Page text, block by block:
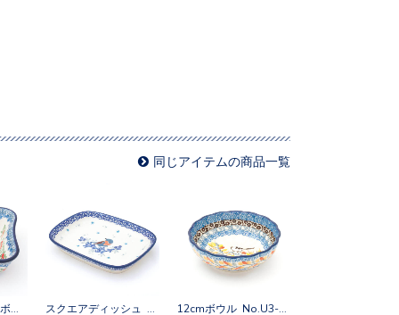
同じアイテムの商品一覧
12cmボウル No.U3-5235